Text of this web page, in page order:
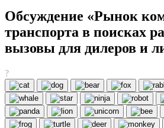
Обсуждение «Рынок
транспорта в поисках
вызовы для дилеров и
?